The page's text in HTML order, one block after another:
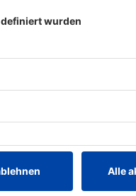
Hier gibt es alles,
sichern!
-
unserem App